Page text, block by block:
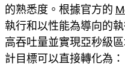
的熟悉度。根據官方的
執行和以性能為導向的
高吞吐量並實現亞秒級
計目標可以直接轉化為：